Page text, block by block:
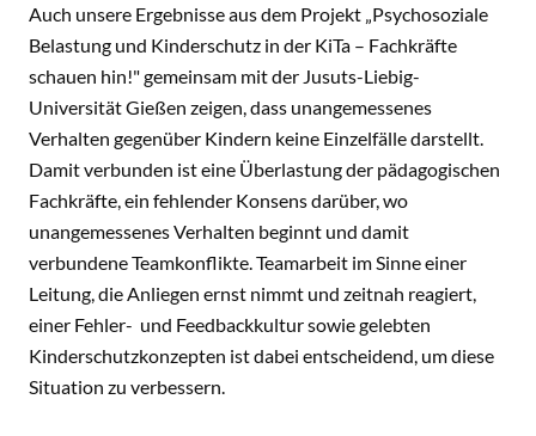
Auch unsere Ergebnisse aus dem Projekt „Psychosoziale
Belastung und Kinderschutz in der KiTa – Fachkräfte
schauen hin!" gemeinsam mit der Jusuts-Liebig-
Universität Gießen zeigen, dass unangemessenes
Verhalten gegenüber Kindern keine Einzelfälle darstellt.
Damit verbunden ist eine Überlastung der pädagogischen
Fachkräfte, ein fehlender Konsens darüber, wo
unangemessenes Verhalten beginnt und damit
verbundene Teamkonflikte. Teamarbeit im Sinne einer
Leitung, die Anliegen ernst nimmt und zeitnah reagiert,
einer Fehler- und Feedbackkultur sowie gelebten
Kinderschutzkonzepten ist dabei entscheidend, um diese
Situation zu verbessern.